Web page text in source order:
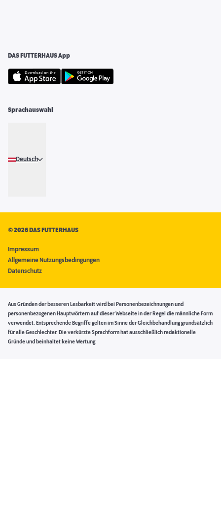
DAS FUTTERHAUS App
Sprachauswahl
Deutsch
©2026 DAS FUTTERHAUS
Impressum
Allgemeine Nutzungsbedingungen
Datenschutz
Aus Gründen der besseren Lesbarkeit wird bei Personenbezeichnungen und
personenbezogenen Hauptwörtern auf dieser Webseite in der Regel die männliche Form
verwendet. Entsprechende Begriffe gelten im Sinne der Gleichbehandlung grundsätzlich
für alle Geschlechter. Die verkürzte Sprachform hat ausschließlich redaktionelle
Gründe und beinhaltet keine Wertung.